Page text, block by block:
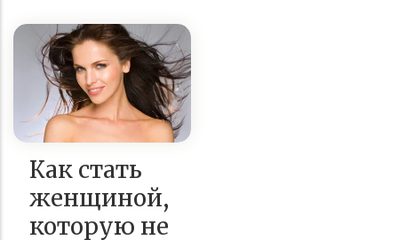
Как стать
женщиной,
которую не